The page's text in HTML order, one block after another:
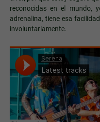
reconocidas en el mundo,
adrenalina, tiene esa
involuntariamente.